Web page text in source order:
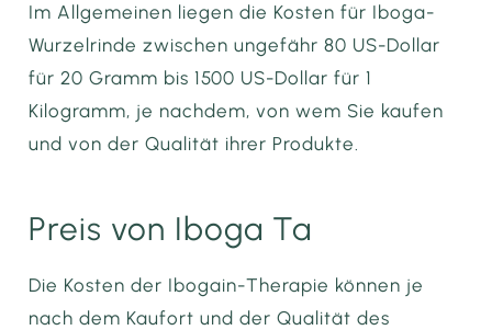
Im Allgemeinen liegen die Kosten für Iboga-
Wurzelrinde zwischen ungefähr 80 US-Dollar
für 20 Gramm bis 1500 US-Dollar für 1
Kilogramm, je nachdem, von wem Sie kaufen
und von der Qualität ihrer Produkte.
Preis von Iboga Ta
Die Kosten der Ibogain-Therapie können je
nach dem Kaufort und der Qualität des